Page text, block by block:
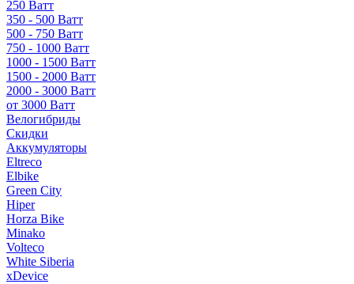
250 Ватт
350 - 500 Ватт
500 - 750 Ватт
750 - 1000 Ватт
1000 - 1500 Ватт
1500 - 2000 Ватт
2000 - 3000 Ватт
от 3000 Ватт
Велогибриды
Скидки
Аккумуляторы
Eltreco
Elbike
Green City
Hiper
Horza Bike
Minako
Volteco
White Siberia
xDevice